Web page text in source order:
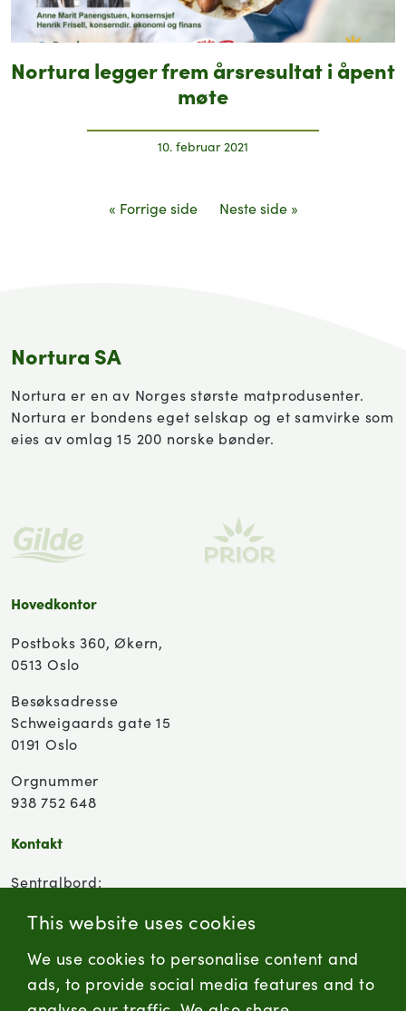
This website uses cookies
We use cookies to personalise content and
ads, to provide social media features and to
Nortura legger frem årsresultat i åpent
møte
10. februar 2021
« Forrige side Neste side »
Nortura SA
Nortura er en av Norges største matprodusenter.
Nortura er bondens eget selskap og et samvirke som
eies av omlag 15 200 norske bønder.
Hovedkontor
Postboks 360, Økern,
0513 Oslo
Besøksadresse
Schweigaards gate 15
0191 Oslo
Orgnummer
938 752 648
Kontakt
Sentralbord:
Kontaktskjema